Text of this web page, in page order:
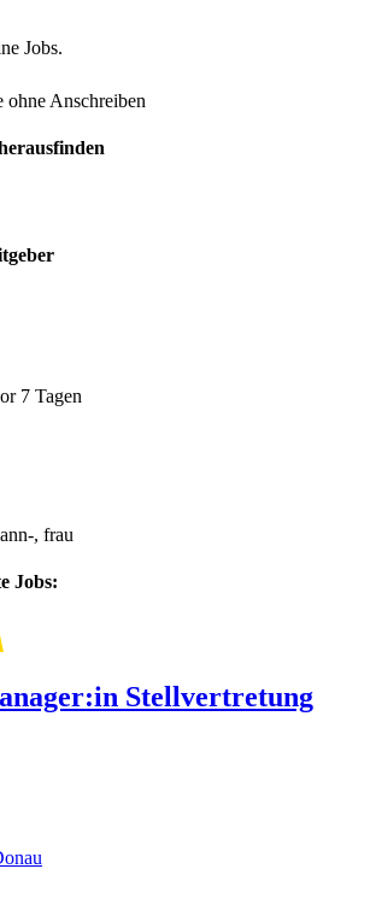
Jobs.
ohne Anschreiben
7 Tagen
, frau
Jobs:
Stellvertretung